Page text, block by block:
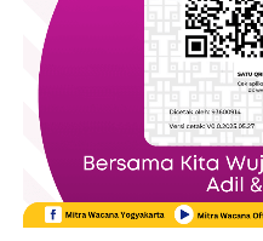
menjadikan tubuh
yang ditawarkan . Ironisnya
Memanfaatkan fisik
sudah bukan menjadi
perempuan yang
acara program televisi.
sebagai penghias tampilan